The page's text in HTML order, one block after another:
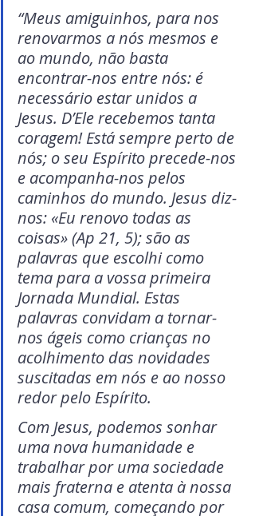
“Meus amiguinhos, para nos
renovarmos a nós mesmos e
ao mundo, não basta
encontrar-nos entre nós: é
necessário estar unidos a
Jesus. D’Ele recebemos tanta
coragem! Está sempre perto de
nós; o seu Espírito precede-nos
e acompanha-nos pelos
caminhos do mundo. Jesus diz-
nos: «Eu renovo todas as
coisas» (Ap 21, 5); são as
palavras que escolhi como
tema para a vossa primeira
Jornada Mundial. Estas
palavras convidam a tornar-
nos ágeis como crianças no
acolhimento das novidades
suscitadas em nós e ao nosso
redor pelo Espírito.
Com Jesus, podemos sonhar
uma nova humanidade e
trabalhar por uma sociedade
mais fraterna e atenta à nossa
casa comum, começando por